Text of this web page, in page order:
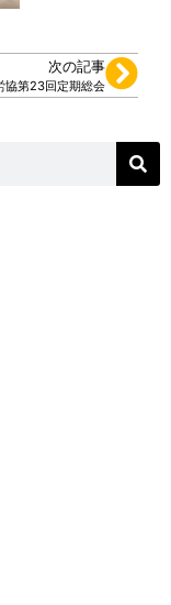
次の記事
協第23回定期総会